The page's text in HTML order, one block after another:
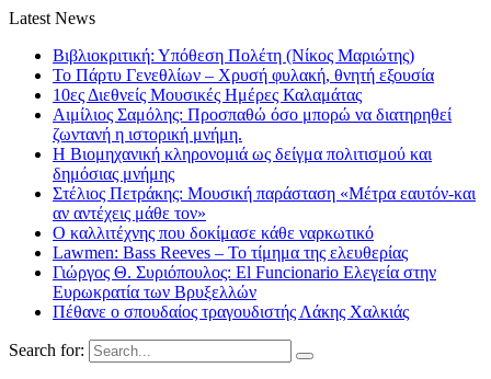
Latest News
Βιβλιοκριτική: Υπόθεση Πολέτη (Νίκος Μαριώτης)
Το Πάρτυ Γενεθλίων – Χρυσή φυλακή, θνητή εξουσία
10ες Διεθνείς Μουσικές Ημέρες Καλαμάτας
Αιμίλιος Σαμόλης: Προσπαθώ όσο μπορώ να διατηρηθεί
ζωντανή η ιστορική μνήμη.
Η Βιομηχανική κληρονομιά ως δείγμα πολιτισμού και
δημόσιας μνήμης
Στέλιος Πετράκης: Μουσική παράσταση «Μέτρα εαυτόν-και
αν αντέχεις μάθε τον»
Ο καλλιτέχνης που δοκίμασε κάθε ναρκωτικό
Lawmen: Bass Reeves – Το τίμημα της ελευθερίας
Γιώργος Θ. Συριόπουλος: El Funcionario Ελεγεία στην
Ευρωκρατία των Βρυξελλών
Πέθανε ο σπουδαίος τραγουδιστής Λάκης Χαλκιάς
Search for: